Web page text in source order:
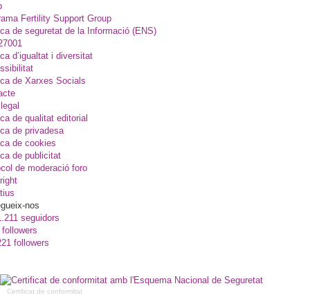
Fertility Support Group
de seguretat de la Informació (ENS)
d’igualtat i diversitat
de Xarxes Socials
de qualitat editorial
de privadesa
de cookies
de publicitat
de moderació foro
nos
seguidors
followers
followers
Certificat de conformitat